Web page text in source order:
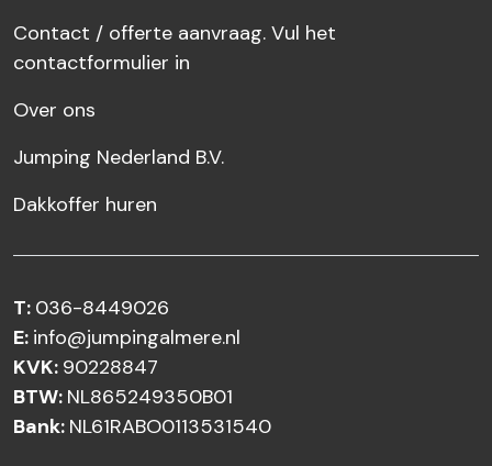
Contact / offerte aanvraag. Vul het
contactformulier in
Over ons
Jumping Nederland B.V.
Dakkoffer huren
T: 036-8449026
E: info@jumpingalmere.nl
KVK: 90228847
BTW: NL865249350B01
Bank: NL61RABO0113531540